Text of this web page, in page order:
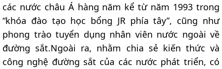
các nước châu Á hàng năm kể từ năm 1993 trong
“khóa đào tạo học bổng JR phía tây”, cũng như
phong trào tuyển dụng nhân viên nước ngoài về
đường sắt.Ngoài ra, nhằm chia sẻ kiến thức và
công nghệ đường sắt của các nước phát triển, có